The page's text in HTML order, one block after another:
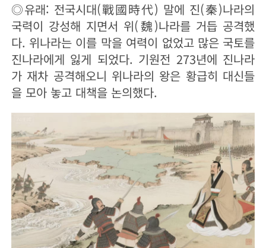
◎유래: 전국시대(戰國時代) 말에 진(秦)나라의
국력이 강성해 지면서 위(魏)나라를 거듭 공격했
다. 위나라는 이를 막을 여력이 없었고 많은 국토를
진나라에게 잃게 되었다. 기원전 273년에 진나라
가 재차 공격해오니 위나라의 왕은 황급히 대신들
을 모아 놓고 대책을 논의했다.